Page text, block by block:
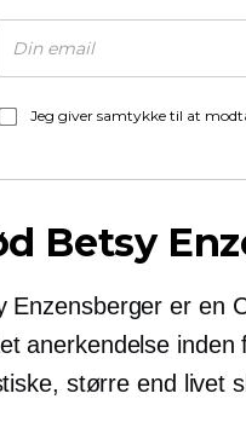
Jeg giver samtykke til at
Betsy
Enzensberger er en
anerkendelse inden
større end livet